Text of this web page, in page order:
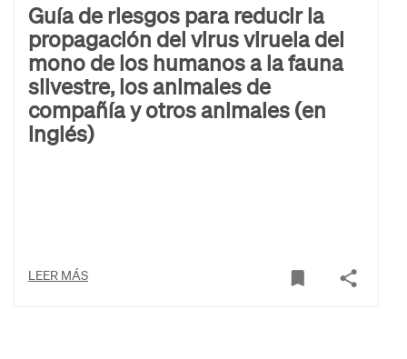
Guía de riesgos para reducir la
propagación del virus viruela del
mono de los humanos a la fauna
silvestre, los animales de
compañía y otros animales (en
inglés)
LEER MÁS